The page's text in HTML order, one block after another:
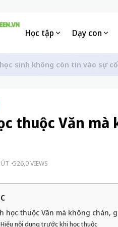
Học tập Dạy con
sinh không còn tin vào sự
thuộc Văn
526,0 VIEWS
học thuộc Văn mà không chán,
Hiểu nội dung trước khi học thuộc